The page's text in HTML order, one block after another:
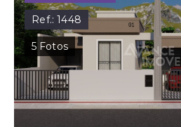
Ref.:1448
5 Fotos